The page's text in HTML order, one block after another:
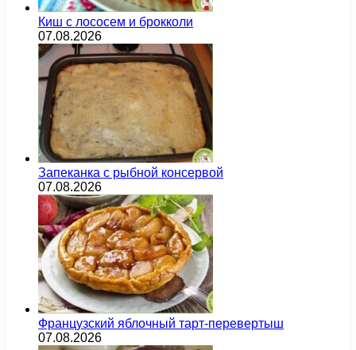
Киш с лососем и брокколи
07.08.2026
Запеканка с рыбной консервой
07.08.2026
Французский яблочный тарт-перевертыш
07.08.2026